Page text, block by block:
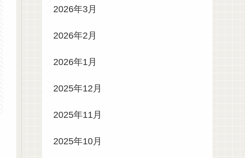
2026年3月
2026年2月
2026年1月
2025年12月
2025年11月
2025年10月